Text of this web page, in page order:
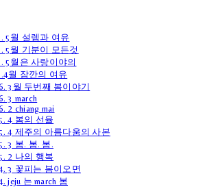
5월 설렘과 여유
5월 기분이 모든것
5월은 사랑이야의
월 잠깐의 여유
3월 두번째 봄이야기
3 march
2 chiang mai
4 봄의 선율
4 제주의 아름다움의 사본
3 봄. 봄. 봄.
2 나의 행복
3 꽃피는 봄이오면
jeju 는 march 봄